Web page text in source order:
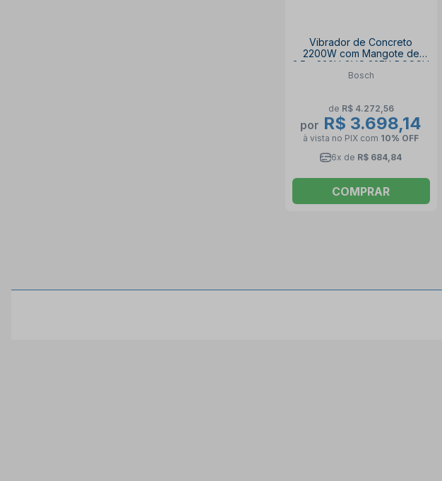
Vibrador de Concreto
2200W com Mangote de
3.5m 220V GVC 22EX BOSCH
Bosch
de R$ 4.272,56
por R$ 3.698,14
à vista no PIX com 10% OFF
6x de R$ 684,84
COMPRAR